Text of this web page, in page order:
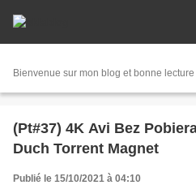
Bienvenue sur mon blog et bonne lecture
(Pt#37) 4K Avi Bez
Duch Torrent Magnet
Publié le 15/10/2021 à 04:10